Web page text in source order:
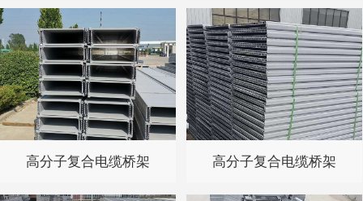
高分子复合电缆桥架 高分子复合电缆桥架